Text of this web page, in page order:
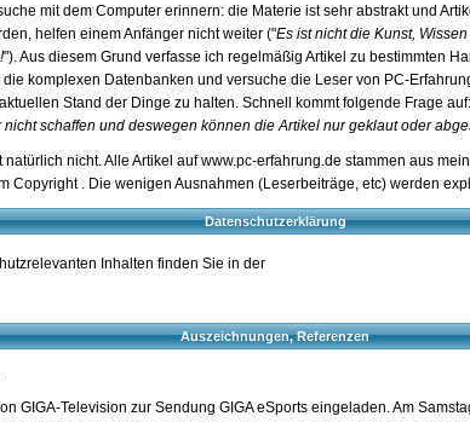
mit dem Computer erinnern: die Materie ist sehr abstrakt und
helfen einem Anfänger nicht weiter ("Es ist nicht die Kunst,
"). Aus diesem Grund verfasse ich regelmäßig Artikel zu bestimmten
komplexen Datenbanken und versuche die Leser von PC-
Stand der Dinge zu halten. Schnell kommt folgende Frage
nicht schaffen und deswegen können die Artikel nur geklaut oder
natürlich nicht. Alle Artikel auf www.pc-erfahrung.de stammen aus
Copyright . Die wenigen Ausnahmen (Leserbeiträge, etc) werden
Datenschutzerklärung
Inhalten finden Sie in der
Auszeichnungen, Referenzen
GIGA-Television zur Sendung GIGA eSports eingeladen. Am